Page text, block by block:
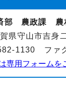
部 農政課 農
県守山市吉身
1130 ファ
専用フォームを